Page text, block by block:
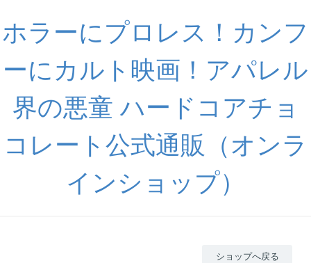
ホラーにプロレス！カンフ
ーにカルト映画！アパレル
界の悪童 ハードコアチョ
コレート公式通販（オンラ
インショップ）
ショップへ戻る